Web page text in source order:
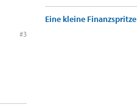
#3
Eine kleine Finanzspritze